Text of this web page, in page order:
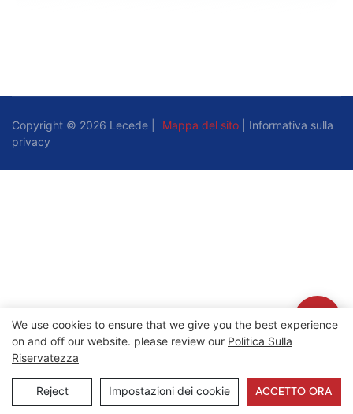
Copyright © 2026 Lecede | Mappa del sito
Informativa sulla
privacy
We use cookies to ensure that we give you the best experience
on and off our website. please review our Politica Sulla
Riservatezza
Reject Impostazioni dei cookie ACCETTO ORA